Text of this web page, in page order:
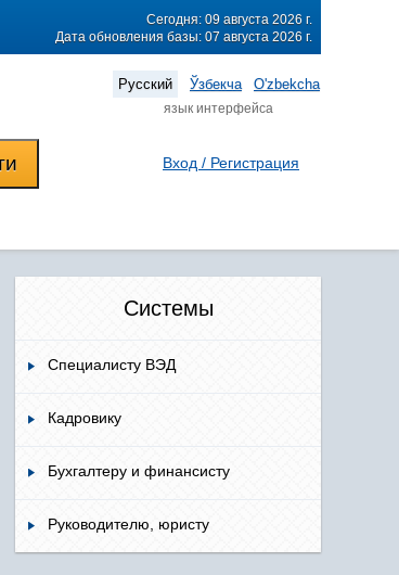
Сегодня: 09 августа 2026 г.
Дата обновления базы: 07 августа 2026 г.
Русский Ўзбекча O'zbekcha
язык интерфейса
Вход / Регистрация
Системы
Специалисту ВЭД
Кадровику
Бухгалтеру и финансисту
Руководителю, юристу